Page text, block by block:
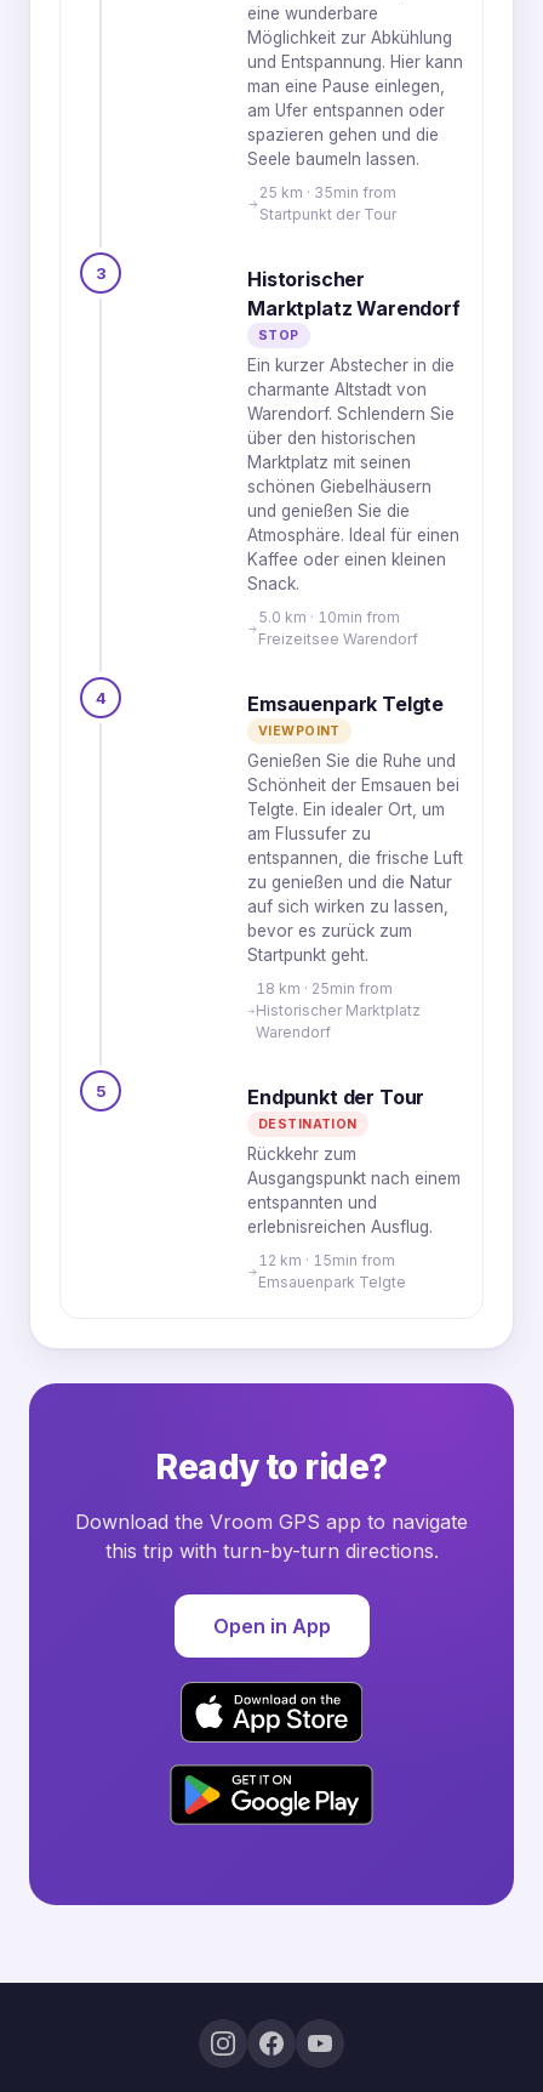
eine wunderbare
Möglichkeit zur Abkühlung
und Entspannung. Hier kann
man eine Pause einlegen,
am Ufer entspannen oder
spazieren gehen und die
Seele baumeln lassen.
25 km · 35min from
Startpunkt der Tour
3
Historischer
Marktplatz Warendorf
STOP
Ein kurzer Abstecher in die
charmante Altstadt von
Warendorf. Schlendern Sie
über den historischen
Marktplatz mit seinen
schönen Giebelhäusern
und genießen Sie die
Atmosphäre. Ideal für einen
Kaffee oder einen kleinen
Snack.
5.0 km · 10min from
Freizeitsee Warendorf
4 Emsauenpark Telgte
VIEWPOINT
Genießen Sie die Ruhe und
Schönheit der Emsauen bei
Telgte. Ein idealer Ort, um
am Flussufer zu
entspannen, die frische Luft
zu genießen und die Natur
auf sich wirken zu lassen,
bevor es zurück zum
Startpunkt geht.
18 km · 25min from
Historischer Marktplatz
Warendorf
5 Endpunkt der Tour
DESTINATION
Rückkehr zum
Ausgangspunkt nach einem
entspannten und
erlebnisreichen Ausflug.
12 km · 15min from
Emsauenpark Telgte
Ready to ride?
Download the Vroom GPS app to navigate
this trip with turn-by-turn directions.
Open in App